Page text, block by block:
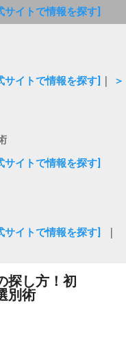
サイトで情報を探す]
サイトで情報を探す]
＞
サイトで情報を探す]
サイトで情報を探す]
探し方！初
別術